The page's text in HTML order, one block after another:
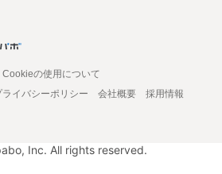
Cookieの使用について
ライバシーポリシー 会社概要
採用情報
Inc. All rights reserved.